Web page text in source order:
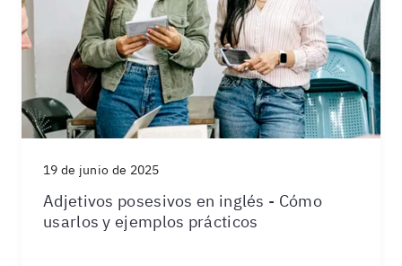
19 de junio de 2025
Adjetivos posesivos en inglés - Cómo
usarlos y ejemplos prácticos